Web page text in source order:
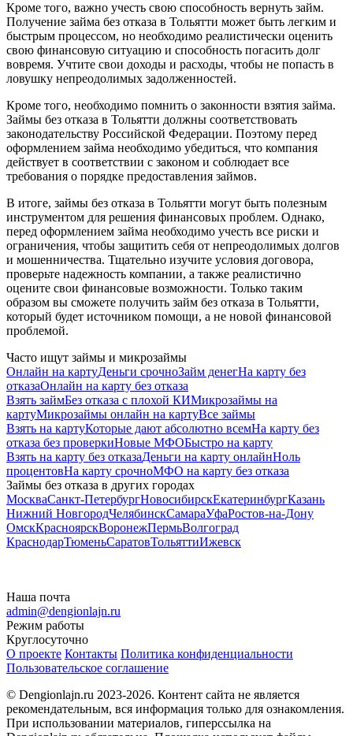
Кроме того, важно учесть свою способность вернуть займ.
Получение займа без отказа в Тольятти может быть легким и
быстрым процессом, но необходимо реалистически оценить
свою финансовую ситуацию и способность погасить долг
вовремя. Учтите свои доходы и расходы, чтобы не попасть в
ловушку непреодолимых задолженностей.
Кроме того, необходимо помнить о законности взятия займа.
Займы без отказа в Тольятти должны соответствовать
законодательству Российской Федерации. Поэтому перед
оформлением займа необходимо убедиться, что компания
действует в соответствии с законом и соблюдает все
требования о порядке предоставления займов.
В итоге, займы без отказа в Тольятти могут быть полезным
инструментом для решения финансовых проблем. Однако,
перед оформлением займа необходимо учесть все риски и
ограничения, чтобы защитить себя от непреодолимых долгов
и мошенничества. Тщательно изучите условия договора,
проверьте надежность компании, а также реалистично
оцените свои финансовые возможности. Только таким
образом вы сможете получить займ без отказа в Тольятти,
который будет источником помощи, а не новой финансовой
проблемой.
Часто ищут займы и микрозаймы
Онлайн на картуДеньги срочноЗайм денегНа карту без
отказаОнлайн на карту без отказа
Взять займБез отказа с плохой КИМикрозаймы на
картуМикрозаймы онлайн на картуВсе займы
Взять на картуКоторые дают абсолютно всемНа карту без
отказа без проверкиНовые МФОБыстро на карту
Взять на карту без отказаДеньги на карту онлайнНоль
процентовНа карту срочноМФО на карту без отказа
Займы без отказа в других городах
МоскваСанкт-ПетербургНовосибирскЕкатеринбургКазань
Нижний НовгородЧелябинскСамараУфаРостов-на-Дону
ОмскКрасноярскВоронежПермьВолгоград
КраснодарТюменьСаратовТольяттиИжевск
Наша почта
admin@dengionlajn.ru
Режим работы
Круглосуточно
О проекте Контакты Политика конфиденциальности
Пользовательское соглашение
© Dengionlajn.ru 2023-2026. Контент сайта не является
рекомендательным, вся информация только для ознакомления.
При использовании материалов, гиперссылка на